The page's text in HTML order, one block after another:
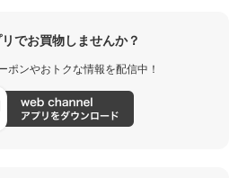
でお買物しませんか？
ポンやおトクな情報を配信中！